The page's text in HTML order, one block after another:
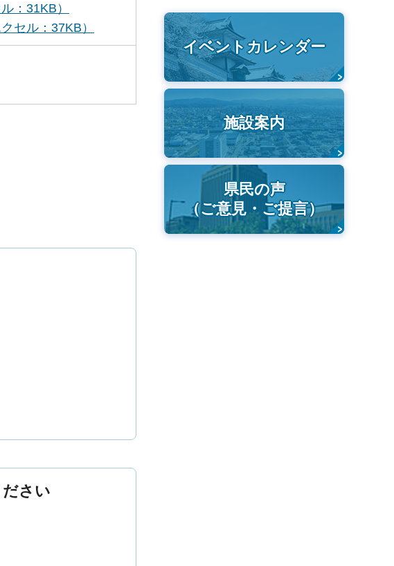
：31KB）
セル：37KB）
さい
イベントカレンダー
施設案内
県民の声
（ご意見・ご提言）